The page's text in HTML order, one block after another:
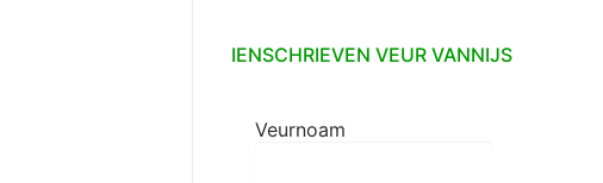
IENSCHRIEVEN VEUR VANNIJS
Veurnoam